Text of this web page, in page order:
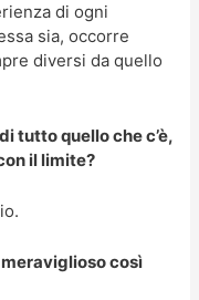
di ogni
sia, occorre
diversi da quello
tutto quello che c’è,
il limite?
così